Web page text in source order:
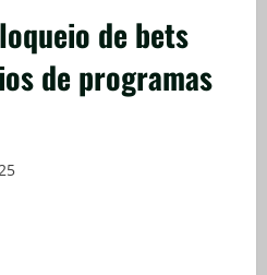
de bets
de programas